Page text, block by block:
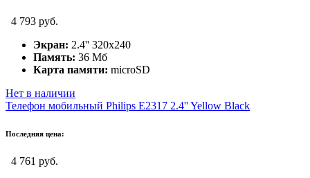
4 793 руб.
Экран: 2.4'' 320x240
Память: 36 Мб
Карта памяти: microSD
Нет в наличии
Телефон мобильный Philips E2317 2.4'' Yellow Black
Последняя цена:
4 761 руб.